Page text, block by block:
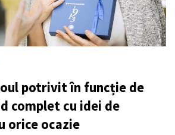
potrivit în funcție de
complet cu idei de
orice ocazie